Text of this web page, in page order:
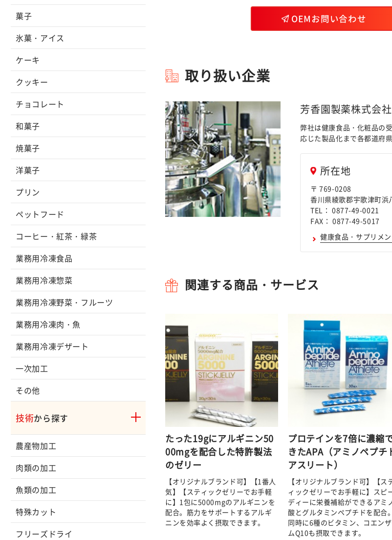
菓子
氷菓・アイス
ケーキ
クッキー
チョコレート
和菓子
焼菓子
洋菓子
プリン
ペットフード
コーヒー・紅茶・緑茶
業務用冷凍食品
業務用冷凍惣菜
業務用冷凍野菜・フルーツ
業務用冷凍肉・魚
業務用冷凍デザート
一次加工
その他
技術から探す
農産物加工
肉類の加工
魚類の加工
特殊カット
フリーズドライ
OEMお問い合わせ
取り扱い企業
芳香園製薬株式会社
弊社は健康食品・化粧品の
応じた製品化まで各都道府
所在地
〒 769-0208
香川県綾歌郡宇歌津町
TEL： 0877-49-0021
FAX： 0877-49-5017
健康食品・サプリメ
関連する商品・サービス
たった19gにアルギニン50
00mgを配合した特許製法
のゼリー
【オリジナルブランド可】【1番人
気】【スティックゼリーでお手軽
に】1包に5000mgのアルギニンを
配合。筋力をサポートするアルギ
ニンを効率よく摂取できます。
プロテインを7倍に濃縮
きたAPA（アミノペプチ
アスリート）
【オリジナルブランド可】【ス
ィックゼリーでお手軽に】スピ
ディーに栄養補給ができるアミ
酸とグルタミンペプチドを配合。
同時に6種のビタミン、コエン
ムQ10も摂取できます。